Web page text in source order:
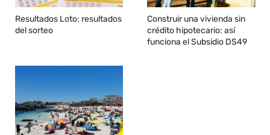
Resultados Loto: resultados
del sorteo
Construir una vivienda sin
crédito hipotecario: así
funciona el Subsidio DS49